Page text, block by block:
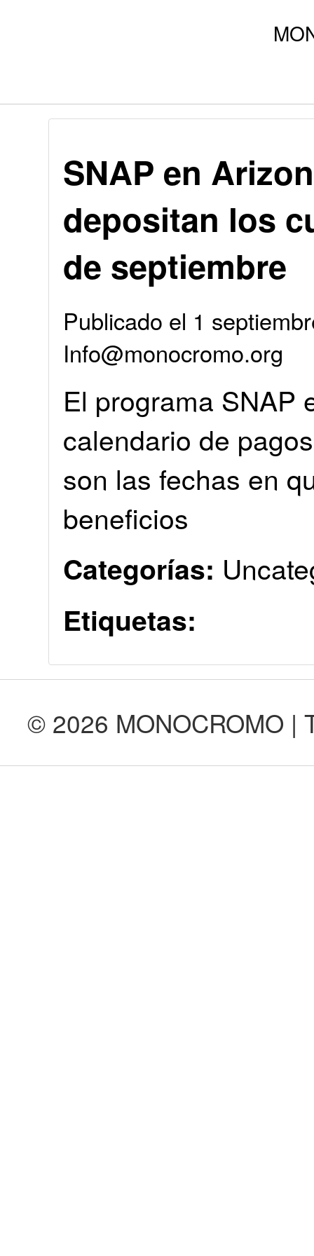
SNAP en
depositan los
de septiembre
Publicado el 1
Info@monocromo.org
El programa SNAP
calendario de
son las fechas en
beneficios
Categorías:
Etiquetas:
© 2026 MONOCROMO |